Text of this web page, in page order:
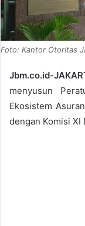
Foto: Kantor Otoritas
Jbm.co.id-
menyusun
Ekosistem
dengan Komisi XI